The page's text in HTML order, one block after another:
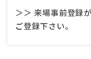
＞＞ 来場事前登録
ご登録下さい。